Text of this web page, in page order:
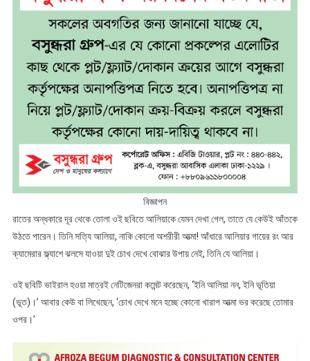
বিজ্ঞাপন
রাতের অন্ধকারে দূর থেকে তোলা ওই ছবিতে আলিয়াকে যেমন দেখা গেল, তাতে যে কেউই আঁতকে
উঠতে পারেন। তিনি সত্যি আলিয়া, নাকি কোনো অশরীরী আত্মা! আঁধারে আলিয়ার গায়ের রং আর
ক্যামেরার ফ্ল্যাশে ঝলসে যাওয়া দুই চোখ দেখে বোঝার উপায় নেই, তিনি যে আলিয়া।
ওই ছবিটি ভাইরাল হওয়া মাত্রই নেটিজেনরা কমেন্ট করেছেন, ‘ইনি আলিয়া নন, ইনি ভূতিয়া
(ভূত)।’ আবার কেউ বা লিখেছেন, ‘চোখ দেখে মনে হচ্ছে কোনো খারাপ আত্মা ভর করেছে তোমার
ওপর।’